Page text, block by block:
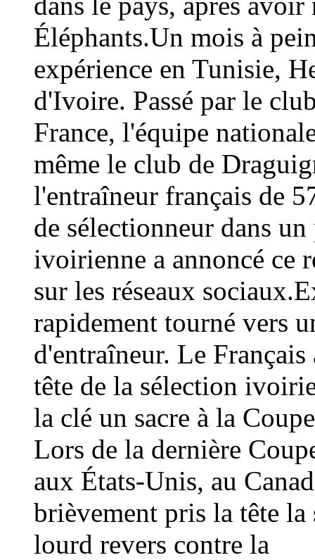
Éléphants.Un mois à
expérience en Tunisie,
d'Ivoire. Passé par le
France, l'équipe
même le club de
l'entraîneur français de
de sélectionneur dans
ivoirienne a annoncé ce
sur les réseaux
rapidement tourné vers
d'entraîneur. Le
tête de la sélection
la clé un sacre à la
Lors de la dernière
aux États-Unis, au
brièvement pris la tête
lourd revers contre la